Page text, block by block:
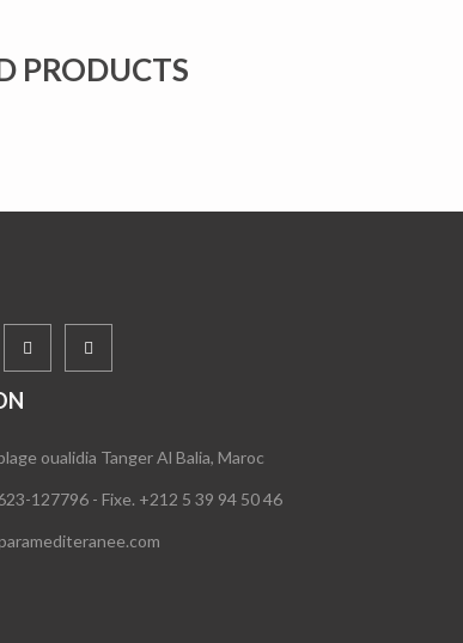
PRODUCTS
oualidia Tanger Al Balia, Maroc
127796 - Fixe. +212 5 39 94 50 46